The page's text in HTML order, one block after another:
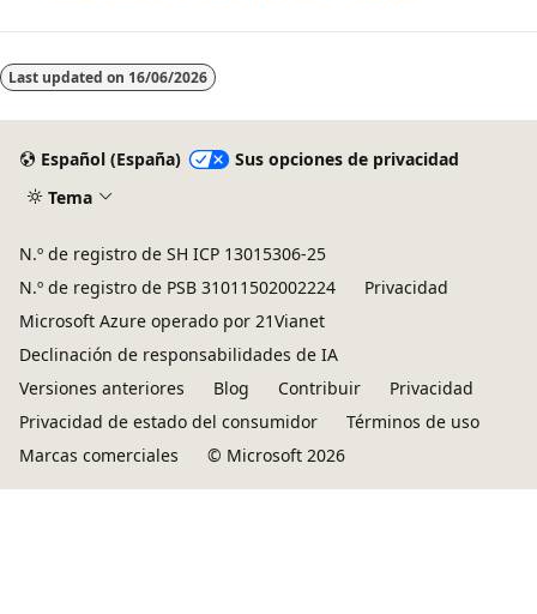
Last updated on 16/06/2026
Español (España)
Sus opciones de privacidad
Tema
N.º de registro de SH ICP 13015306-25
N.º de registro de PSB 31011502002224
Privacidad
Microsoft Azure operado por 21Vianet
Declinación de responsabilidades de IA
Versiones anteriores
Blog Contribuir
Privacidad
Privacidad de estado del consumidor
Términos de uso
Marcas comerciales
© Microsoft 2026